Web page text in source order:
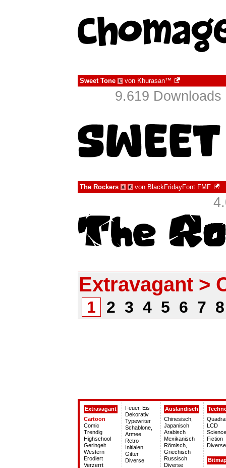
Sweet Tone € von Khurasan™
9.619
The Rockers à € von BlackFridayFont FMF
Extravagant >
1 2 3 4 5 6 7
Extravagant
Cartoon
Comic
Trendig
Highschool
Geringelt
Western
Erodiert
Verzerrt
Feuer, Eis
Dekorativ
Typewriter
Schablone,
Armee
Retro
Initialen
Gitter
Diverse
Ausländisch
Chinesisch,
Japanisch
Arabisch
Mexikanisch
Römisch,
Griechisch
Russisch
Diverse
LCD
Fiction
Diverse